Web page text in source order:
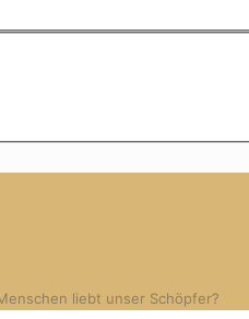
liebt unser Schöpfer?